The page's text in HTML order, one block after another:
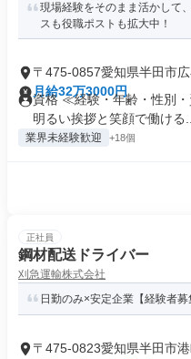
現場経験をそのまま活かして
スも役職ポストも拡大中！
〒475-0857愛知県半田市
月給32万3000円
資格 ≪経験・年齢・性別
明るい挨拶と笑顔で働ける...
業界未経験歓迎 +18個
正社員
鋼材配送ドライバー
刈急運輸株式会社
日勤のみ×安定企業【経験者
〒475-0823愛知県半田市